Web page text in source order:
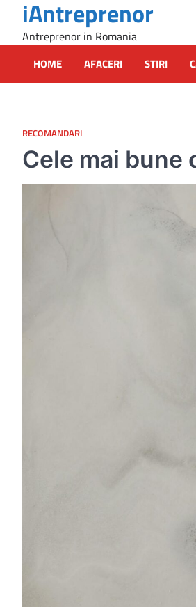
content
iAntreprenor
Antreprenor in Romania
HOME AFACERI STIRI
RECOMANDARI
Cele mai